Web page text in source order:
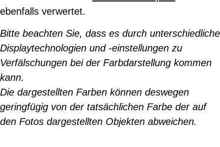
ebenfalls verwertet.
Bitte beachten Sie, dass es durch unterschiedliche
Displaytechnologien und -einstellungen zu
Verfälschungen bei der Farbdarstellung kommen
kann.
Die dargestellten Farben können deswegen
geringfügig von der tatsächlichen Farbe der auf
den Fotos dargestellten Objekten abweichen.